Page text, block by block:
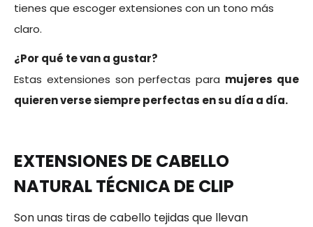
tienes que escoger extensiones con un tono más
claro.
¿Por qué te van a gustar?
Estas extensiones son perfectas para mujeres que
quieren verse siempre perfectas en su día a día.
EXTENSIONES DE CABELLO
NATURAL TÉCNICA DE CLIP
Son unas tiras de cabello tejidas que llevan